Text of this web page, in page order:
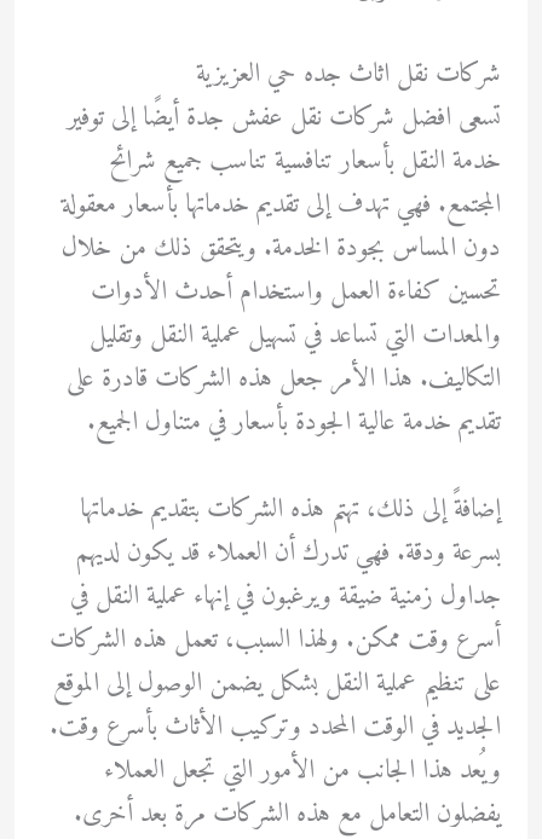
شركات نقل اثاث جده حي العزيزية
تسعى افضل شركات نقل عفش جدة أيضًا إلى توفير
خدمة النقل بأسعار تنافسية تناسب جميع شرائح
المجتمع. فهي تهدف إلى تقديم خدماتها بأسعار معقولة
دون المساس بجودة الخدمة. ويتحقق ذلك من خلال
تحسين كفاءة العمل واستخدام أحدث الأدوات
والمعدات التي تساعد في تسهيل عملية النقل وتقليل
التكاليف. هذا الأمر جعل هذه الشركات قادرة على
تقديم خدمة عالية الجودة بأسعار في متناول الجميع.
إضافةً إلى ذلك، تهتم هذه الشركات بتقديم خدماتها
بسرعة ودقة. فهي تدرك أن العملاء قد يكون لديهم
جداول زمنية ضيقة ويرغبون في إنهاء عملية النقل في
أسرع وقت ممكن. ولهذا السبب، تعمل هذه الشركات
على تنظيم عملية النقل بشكل يضمن الوصول إلى الموقع
الجديد في الوقت المحدد وتركيب الأثاث بأسرع وقت.
ويُعد هذا الجانب من الأمور التي تجعل العملاء
يفضلون التعامل مع هذه الشركات مرة بعد أخرى.